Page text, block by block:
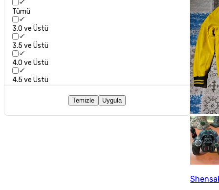
Tümü
3.0 ve Üstü
3.5 ve Üstü
4.0 ve Üstü
4.5 ve Üstü
Temizle Uygula